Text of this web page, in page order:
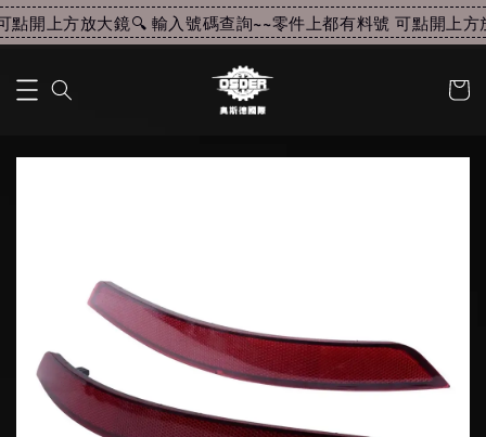
開上方放大鏡🔍 輸入號碼查詢~~零件上都有料號 可點開上方